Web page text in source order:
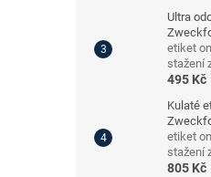
Ultra
etiket
stažení
495 Kč
Kulaté
etiket
stažení
805 Kč